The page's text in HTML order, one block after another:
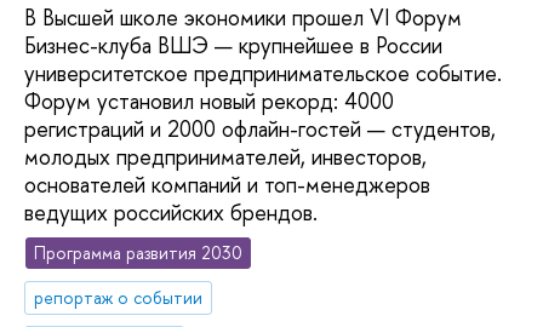
В Высшей школе экономики прошел VI Форум
Бизнес-клуба ВШЭ — крупнейшее в России
университетское предпринимательское событие.
Форум установил новый рекорд: 4000
регистраций и 2000 офлайн-гостей — студентов,
молодых предпринимателей, инвесторов,
основателей компаний и топ-менеджеров
ведущих российских брендов.
Программа развития 2030
репортаж о событии